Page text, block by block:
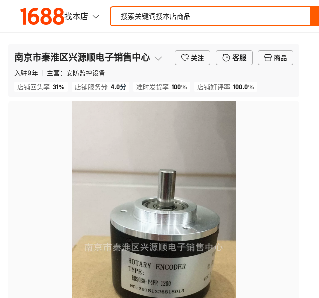
南京市秦淮区兴源顺电子销售中心 关注 客服
商品
入驻9年 主营： 安防监控设备
店铺回头率 31% 店铺服务分 4.0分 准时发货率 100% 店铺好评率 100.0%